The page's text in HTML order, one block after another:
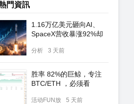
門資訊
1.16万亿美元砸向AI、
SpaceX营收暴涨92%却
么？
分析 3 天前
胜率 82%的巨鲸，专注
BTC/ETH ，必须看
活动FUN放 5 天前